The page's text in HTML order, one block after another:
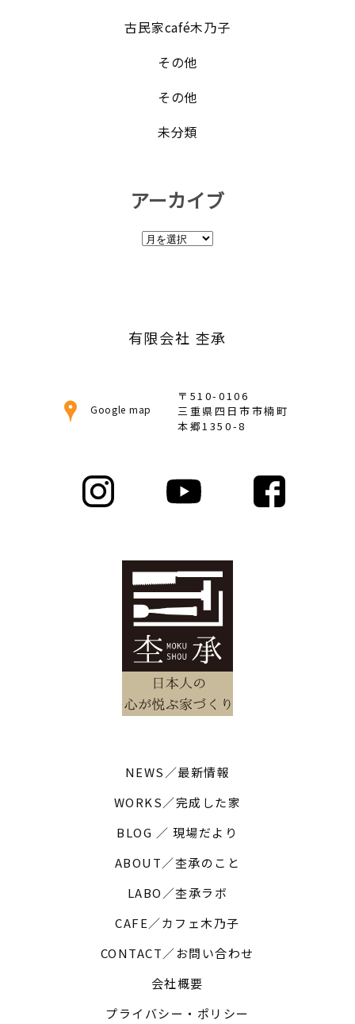
古民家café木乃子
その他
その他
未分類
アーカイブ
ア
有限会社 杢承
Google map
〒510-0106
三重県四日市市楠町
本郷1350-8
NEWS／最新情報
WORKS／完成した家
BLOG ／ 現場だより
ABOUT／杢承のこと
LABO／杢承ラボ
CAFE／カフェ木乃子
CONTACT／お問い合わせ
会社概要
プライバシー・ポリシー